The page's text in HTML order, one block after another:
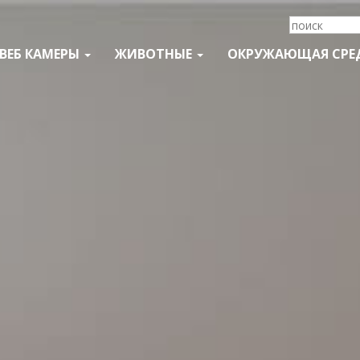
ВЕБ КАМЕРЫ ЖИВОТНЫЕ ОКРУЖАЮЩАЯ